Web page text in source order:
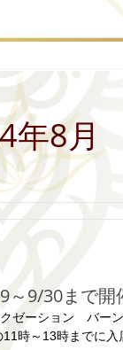
年8月
～9/30まで
ゼーション バー
11時～13時までに